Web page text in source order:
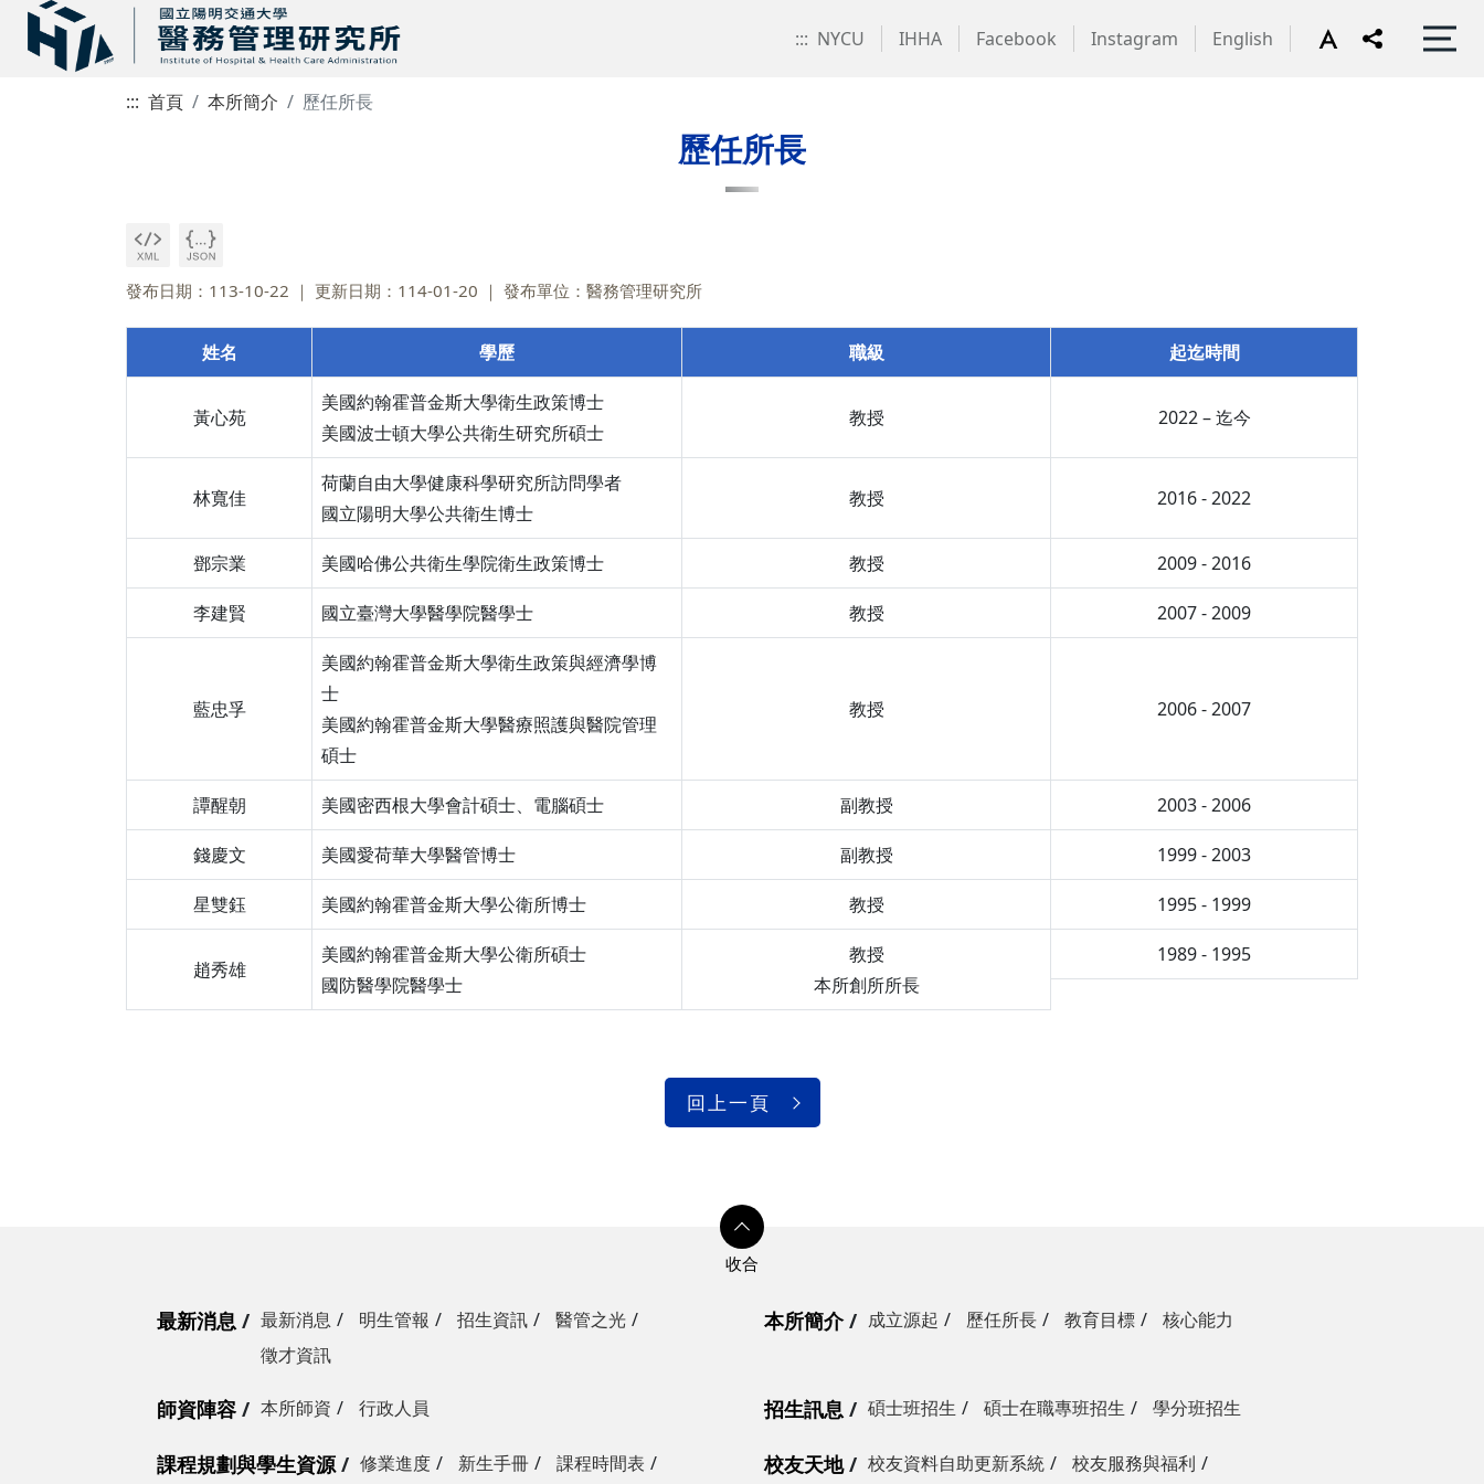
::: NYCU IHHA Facebook Instagram English
::: 首頁 本所簡介 歷任所長
歷任所長
發布日期：113-10-22 更新日期：114-01-20 發布單位：醫務管理研究所
姓名 學歷 職級 起迄時間
黃心苑
美國約翰霍普金斯大學衛生政策博士
美國波士頓大學公共衛生研究所碩士
教授 2022 – 迄今
林寬佳
荷蘭自由大學健康科學研究所訪問學者
國立陽明大學公共衛生博士
教授 2016 - 2022
鄧宗業 美國哈佛公共衛生學院衛生政策博士 教授 2009 - 2016
李建賢 國立臺灣大學醫學院醫學士 教授 2007 - 2009
藍忠孚
美國約翰霍普金斯大學衛生政策與經濟學博
士
美國約翰霍普金斯大學醫療照護與醫院管理
碩士
教授 2006 - 2007
譚醒朝 美國密西根大學會計碩士、電腦碩士 副教授 2003 - 2006
錢慶文 美國愛荷華大學醫管博士 副教授 1999 - 2003
星雙鈺 美國約翰霍普金斯大學公衛所博士 教授 1995 - 1999
趙秀雄
美國約翰霍普金斯大學公衛所碩士
國防醫學院醫學士
教授
本所創所所長
1989 - 1995
回上一頁
最新消息 最新消息 明生管報 招生資訊
醫管之光
徵才資訊
本所簡介 成立源起 歷任所長 教育目標 核心能力
師資陣容 本所師資 行政人員 招生訊息 碩士班招生 碩士在職專班招生 學分班招生
課程規劃與學生資源 修業進度 新生手冊 課程時間表 校友天地 校友資料自助更新系統 校友服務與福利